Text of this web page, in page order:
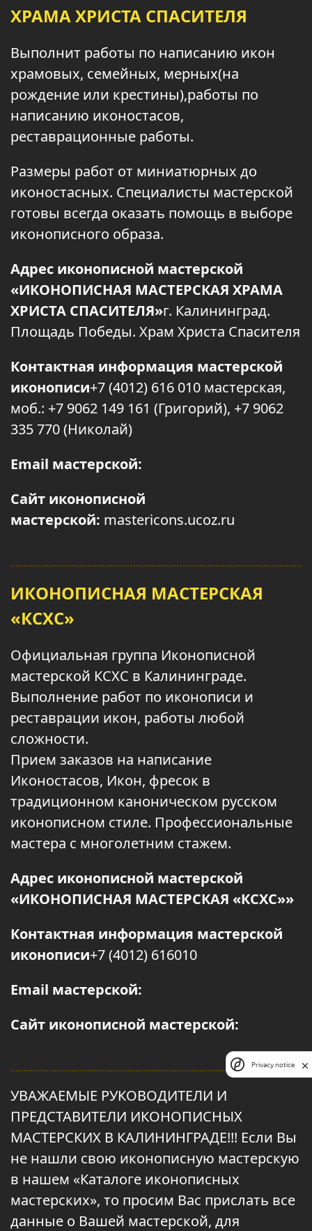
ХРАМА ХРИСТА СПАСИТЕЛЯ
Выполнит работы по написанию икон
храмовых, семейных, мерных(на
рождение или крестины),работы по
написанию иконостасов,
реставрационные работы.
Размеры работ от миниатюрных до
иконостасных. Специалисты мастерской
готовы всегда оказать помощь в выборе
иконописного образа.
Адрес иконописной мастерской
«ИКОНОПИСНАЯ МАСТЕРСКАЯ ХРАМА
ХРИСТА СПАСИТЕЛЯ»г. Калининград.
Площадь Победы. Храм Христа Спасителя
Контактная информация мастерской
иконописи+7 (4012) 616 010 мастерская,
моб.: +7 9062 149 161 (Григорий), +7 9062
335 770 (Николай)
Email мастерской:
Сайт иконописной
мастерской: mastericons.ucoz.ru
ИКОНОПИСНАЯ МАСТЕРСКАЯ
«КСХС»
Официальная группа Иконописной
мастерской КСХС в Калининграде.
Выполнение работ по иконописи и
реставрации икон, работы любой
сложности.
Прием заказов на написание
Иконостасов, Икон, фресок в
традиционном каноническом русском
иконописном стиле. Профессиональные
мастера с многолетним стажем.
Адрес иконописной мастерской
«ИКОНОПИСНАЯ МАСТЕРСКАЯ «КСХС»»
Контактная информация мастерской
иконописи+7 (4012) 616010
Email мастерской:
Сайт иконописной мастерской:
УВАЖАЕМЫЕ РУКОВОДИТЕЛИ И
ПРЕДСТАВИТЕЛИ ИКОНОПИСНЫХ
МАСТЕРСКИХ В КАЛИНИНГРАДЕ!!! Если Вы
не нашли свою иконописную мастерскую
в нашем «Каталоге иконописных
мастерских», то просим Вас прислать все
данные о Вашей мастерской, для
Privacy notice